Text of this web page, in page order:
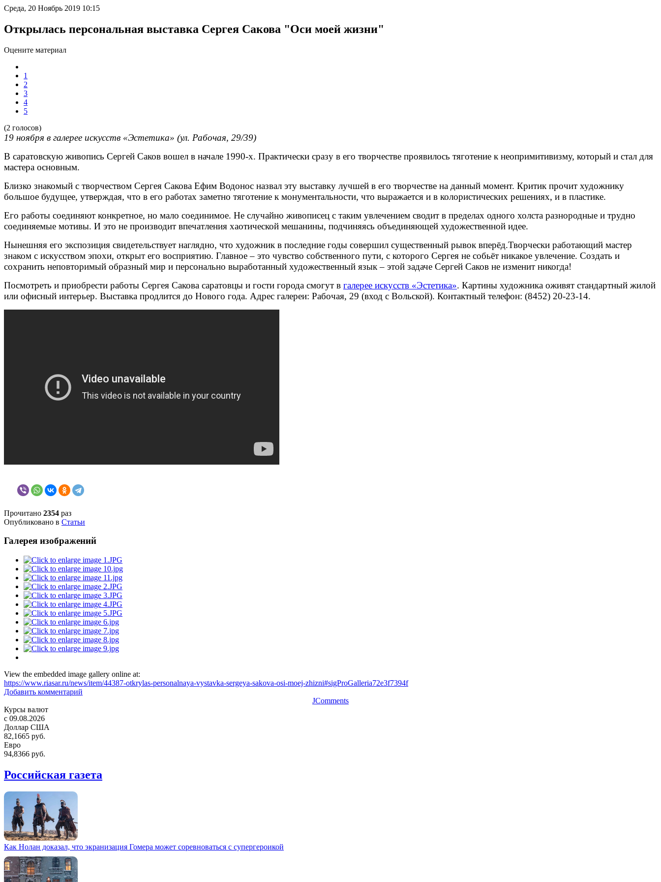
Среда, 20 Ноябрь 2019 10:15
Открылась персональная выставка Сергея Сакова "Оси моей жизни"
Оцените материал
1
2
3
4
5
(2 голосов)
19 ноября в галерее искусств «Эстетика» (ул. Рабочая, 29/39)
В саратовскую живопись Сергей Саков вошел в начале 1990-х. Практически сразу в его творчестве проявилось тяготение к неопримитивизму, который и стал для
мастера основным.
Близко знакомый с творчеством Сергея Сакова Ефим Водонос назвал эту выставку лучшей в его творчестве на данный момент. Критик прочит художнику
большое будущее, утверждая, что в его работах заметно тяготение к монументальности, что выражается и в колористических решениях, и в пластике.
Его работы соединяют конкретное, но мало соединимое. Не случайно живописец с таким увлечением сводит в пределах одного холста разнородные и трудно
соединяемые мотивы. И это не производит впечатления хаотической мешанины, подчиняясь объединяющей художественной идее.
Нынешняя его экспозиция свидетельствует наглядно, что художник в последние годы совершил существенный рывок вперёд.Творчески работающий мастер
знаком с искусством эпохи, открыт его восприятию. Главное – это чувство собственного пути, с которого Сергея не собьёт никакое увлечение. Создать и
сохранить неповторимый образный мир и персонально выработанный художественный язык – этой задаче Сергей Саков не изменит никогда!
Посмотреть и приобрести работы Сергея Сакова саратовцы и гости города смогут в галерее искусств «Эстетика». Картины художника оживят стандартный жилой
или офисный интерьер. Выставка продлится до Нового года. Адрес галереи: Рабочая, 29 (вход с Вольской). Контактный телефон: (8452) 20-23-14.
Прочитано 2354 раз
Опубликовано в Статьи
Галерея изображений
View the embedded image gallery online at:
https://www.riasar.ru/news/item/44387-otkrylas-personalnaya-vystavka-sergeya-sakova-osi-moej-zhizni#sigProGalleria72e3f7394f
Добавить комментарий
JComments
Курсы валют
c 09.08.2026
Доллар США
82,1665 руб.
Евро
94,8366 руб.
Российская газета
Как Нолан доказал, что экранизация Гомера может соревноваться с супергероикой